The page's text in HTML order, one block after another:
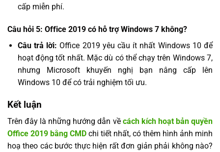
cấp miễn phí.
Câu hỏi 5: Office 2019 có hỗ trợ Windows 7 không?
Câu trả lời: Office 2019 yêu cầu ít nhất Windows 10 để
hoạt động tốt nhất. Mặc dù có thể chạy trên Windows 7,
nhưng Microsoft khuyến nghị bạn nâng cấp lên
Windows 10 để có trải nghiệm tối ưu.
Kết luận
Trên đây là những hướng dẫn về cách kích hoạt bản quyền
Office 2019 bằng CMD chi tiết nhất, có thêm hình ảnh minh
hoạ theo các bước thực hiện rất đơn giản phải không nào?